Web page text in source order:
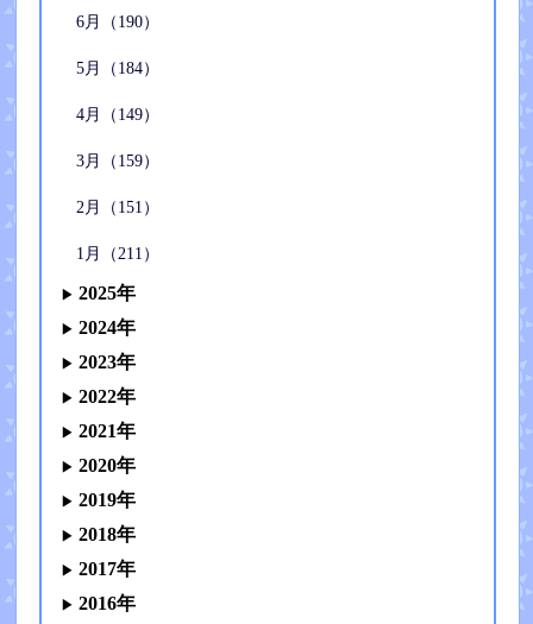
6月（190）
5月（184）
4月（149）
3月（159）
2月（151）
1月（211）
2025年
2024年
2023年
2022年
2021年
2020年
2019年
2018年
2017年
2016年